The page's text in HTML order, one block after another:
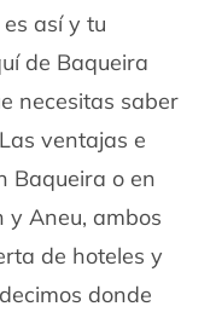
así y tu
de Baqueira
necesitas saber
ventajas e
Baqueira o en
y Aneu, ambos
de hoteles y
donde